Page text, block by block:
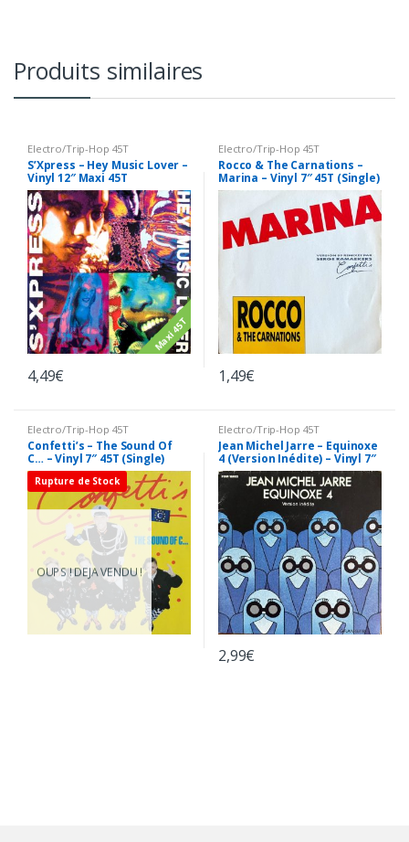
Produits similaires
Electro/Trip-Hop 45T
S’Xpress – Hey Music Lover –
Vinyl 12″ Maxi 45T
Maxi 45T
4,49€
Electro/Trip-Hop 45T
Rocco & The Carnations –
Marina – Vinyl 7″ 45T (Single)
1,49€
Electro/Trip-Hop 45T
Confetti’s – The Sound Of
C… – Vinyl 7″ 45T (Single)
Rupture de Stock
OUPS ! DEJA VENDU !
Electro/Trip-Hop 45T
Jean Michel Jarre – Equinoxe
4 (Version Inédite) – Vinyl 7″
45T (Single)
2,99€